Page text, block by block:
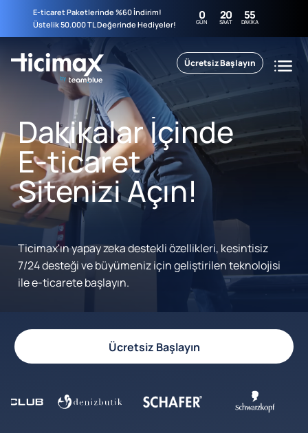
E-ticaret Paketlerinde %60 İndirim!
Üstelik 50.000 TL Değerinde Hediyeler!
0
GÜN 20
SAAT 55
DAKIKA
Ücretsiz Başlayın
Dakikalar İçinde
E-ticaret
Sitenizi Açın!
Ticimax'ın yapay zeka destekli özellikleri, kesintisiz
7/24 desteği ve büyümeniz için geliştirilen teknolojisi
ile e-ticarete başlayın.
Ücretsiz Başlayın